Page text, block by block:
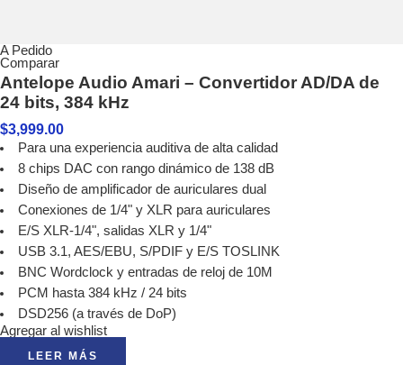
A Pedido
Comparar
Antelope Audio Amari – Convertidor AD/DA de
24 bits, 384 kHz
$3,999.00
Para una experiencia auditiva de alta calidad
8 chips DAC con rango dinámico de 138 dB
Diseño de amplificador de auriculares dual
Conexiones de 1/4" y XLR para auriculares
E/S XLR-1/4", salidas XLR y 1/4"
USB 3.1, AES/EBU, S/PDIF y E/S TOSLINK
BNC Wordclock y entradas de reloj de 10M
PCM hasta 384 kHz / 24 bits
DSD256 (a través de DoP)
Agregar al wishlist
LEER MÁS